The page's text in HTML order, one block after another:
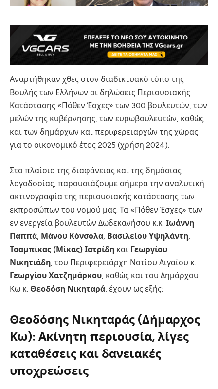
Αναρτήθηκαν χθες στον διαδικτυακό τόπο της
Βουλής των Ελλήνων οι δηλώσεις Περιουσιακής
Κατάστασης «Πόθεν Έσχες» των 300 βουλευτών, των
μελών της κυβέρνησης, των ευρωβουλευτών, καθώς
και των δημάρχων και περιφερειαρχών της χώρας
για το οικονομικό έτος 2025 (χρήση 2024).
Στο πλαίσιο της διαφάνειας και της δημόσιας
λογοδοσίας, παρουσιάζουμε σήμερα την αναλυτική
ακτινογραφία της περιουσιακής κατάστασης των
εκπροσώπων του νομού μας. Τα «Πόθεν Έσχες» των
εν ενεργεία βουλευτών Δωδεκανήσου κ.κ. Ιωάννη
Παππά Μάνου Κόνσολα Βασιλείου Υψηλάντη
Τσαμπίκας (Μίκας) Ιατρίδη και Γεωργίου
Νικητιάδη , του Περιφερειάρχη Νοτίου Αιγαίου κ.
Γεωργίου Χατζημάρκου , καθώς και του Δημάρχου
Κω κ. Θεοδόση Νικηταρά , έχουν ως εξής:
Θεοδόσης Νικηταράς (Δήμαρχος
Κω): Ακίνητη περιουσία, λίγες
καταθέσεις και δανειακές
υποχρεώσεις